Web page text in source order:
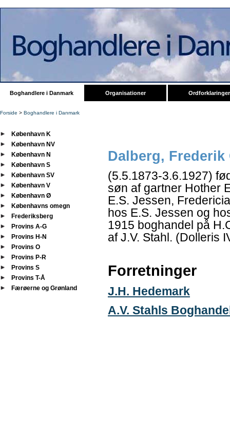
Boghandlere i Danmark Organisationer Ordforklaringer
Forside > Boghandlere i Danmark
København K
København NV
København N
København S
København SV
København V
København Ø
Københavns omegn
Frederiksberg
Provins A-G
Provins H-N
Provins O
Provins P-R
Provins S
Provins T-Å
Færøerne og Grønland
Dalberg, Frederik
(5.5.1873-3.6.1927)
søn af gartner Hother
E.S. Jessen,
hos E.S. Jessen og
1915 boghandel på
af J.V. Stahl. (Dolleris
Forretninger
J.H. Hedemark
A.V. Stahls